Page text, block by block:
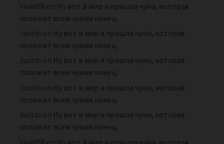
Viva888 on Ну вот в мир и пришла чума, которая
положит всем чумам конец.
Justin on Ну вот в мир и пришла чума, которая
положит всем чумам конец.
Justin on Ну вот в мир и пришла чума, которая
положит всем чумам конец.
Justin on Ну вот в мир и пришла чума, которая
положит всем чумам конец.
Justin on Ну вот в мир и пришла чума, которая
положит всем чумам конец.
Viva888 on Ну вот в мир и пришла чума, которая